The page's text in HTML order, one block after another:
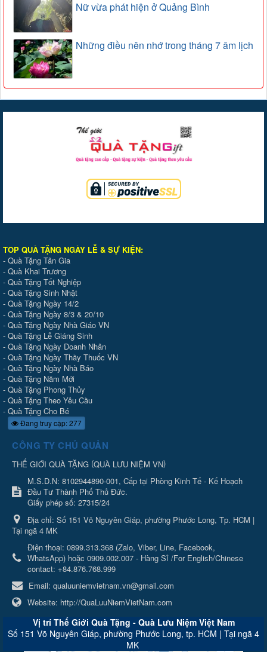
Nữ vừa phát hiện ở Quảng Bình
Những điều nên nhớ trong tháng 7 âm lịch
TOP QUÀ TẶNG NGÀY LỄ & SỰ KIỆN:
- Quà Tặng Tân Gia
- Quà Khai Trương
- Quà Tặng Tốt Nghiệp
- Quà Tặng Sinh Nhật
- Quà Tặng Ngày 14/2
- Quà Tặng Ngày 8/3 & 20/10
- Quà Tặng Ngày Nhà Giáo VN
- Quà Tặng Lễ Giáng Sinh
- Quà Tặng Ngày Doanh Nhân
- Quà Tặng Ngày Thầy Thuốc VN
- Quà Tặng Ngày Nhà Báo
- Quà Tặng Năm Mới
- Quà Tặng Phong Thủy
- Quà Tặng Theo Yêu Cầu
- Quà Tặng Cho Bé
Đang truy cập: 277
CÔNG TY CHỦ QUẢN
THẾ GIỚI QUÀ TẶNG (QUÀ LƯU NIỆM VN)
M.S.D.N: 8102944890-001, Cấp tại Phòng Kinh Tế - Kế Hoạch
Đầu Tư Thành Phố Thủ Đức.
Giấy phép số: 27315/24
Địa chỉ: Số 151 Võ Nguyên Giáp, phường Phước Long, Tp. HCM |
Tại ngã 4 MK
Điện thoại: 0899.313.368 (Zalo, Viber, Line, Facebook,
WhatsApp) hoặc 0909.002.007 - Hàng Sỉ /For English/Chinese
contact: +84.876.768.999
Email: qualuuniemvietnam.vn@gmail.com
Website: http://QuaLuuNiemVietNam.com
Vị trí Thế Giới Quà Tặng - Quà Lưu Niệm Việt Nam
Số 151 Võ Nguyên Giáp, phường Phước Long, tp. HCM | Tại ngã 4
MK